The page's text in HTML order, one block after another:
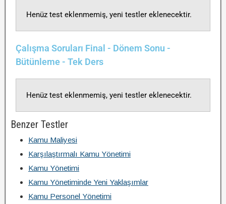
Henüz test eklenmemiş, yeni testler eklenecektir.
Çalışma Soruları Final - Dönem Sonu -
Bütünleme - Tek Ders
Henüz test eklenmemiş, yeni testler eklenecektir.
Benzer Testler
Kamu Maliyesi
Karşılaştırmalı Kamu Yönetimi
Kamu Yönetimi
Kamu Yönetiminde Yeni Yaklaşımlar
Kamu Personel Yönetimi